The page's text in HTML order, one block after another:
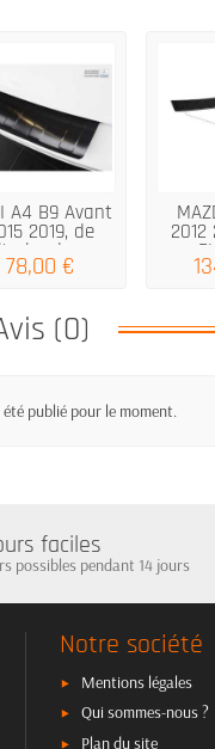
A4 B9 Avant
2019, de
l'acier de...
78,00 €
2012
(0)
publié pour le moment.
faciles
possibles pendant 14 jours
Notre société
Mentions légales
Qui sommes-nous ?
Plan du site